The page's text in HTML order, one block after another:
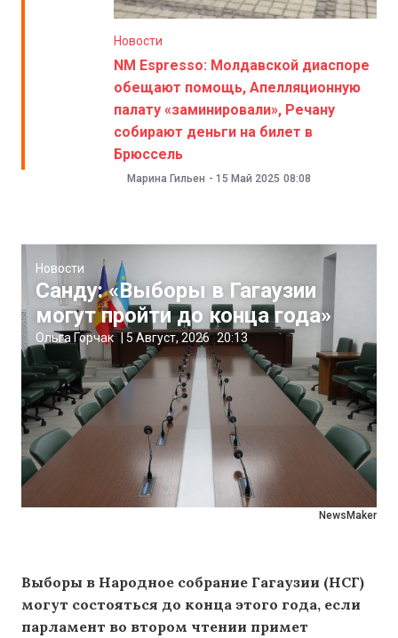
Новости
NM Espresso: Молдавской диаспоре
обещают помощь, Апелляционную
палату «заминировали», Речану
собирают деньги на билет в
Брюссель
Марина Гильен - 15 Май 2025 08:08
NewsMaker
Новости
Санду: «Выборы в Гагаузии
могут пройти до конца года»
Ольга Горчак |5 Август, 2026 20:13
Выборы в Народное собрание Гагаузии (НСГ)
могут состояться до конца этого года, если
парламент во втором чтении примет